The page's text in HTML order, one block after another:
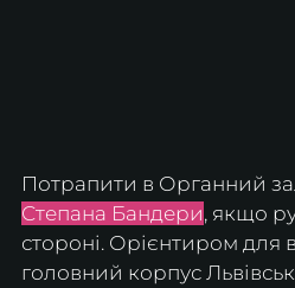
Потрапити в Органний
Степана Бандери, якщо
стороні. Орієнтиром для
головний корпус